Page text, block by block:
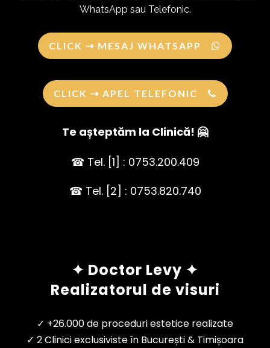
WhatsApp sau Telefonic.
CLICK ⇢ MESAJ WHATSAPP
CLICK ⇢ APEL TELEFONIC
Te așteptăm la Clinică! 🤗
☎ Tel. [1] : 0753.200.409
☎ Tel. [2] : 0753.820.740
✦ Doctor Levy ✦
Realizatorul de visuri
✓ +26.000 de proceduri estetice realizate
✓ 2 Clinici exclusiviste în București & Timișoara